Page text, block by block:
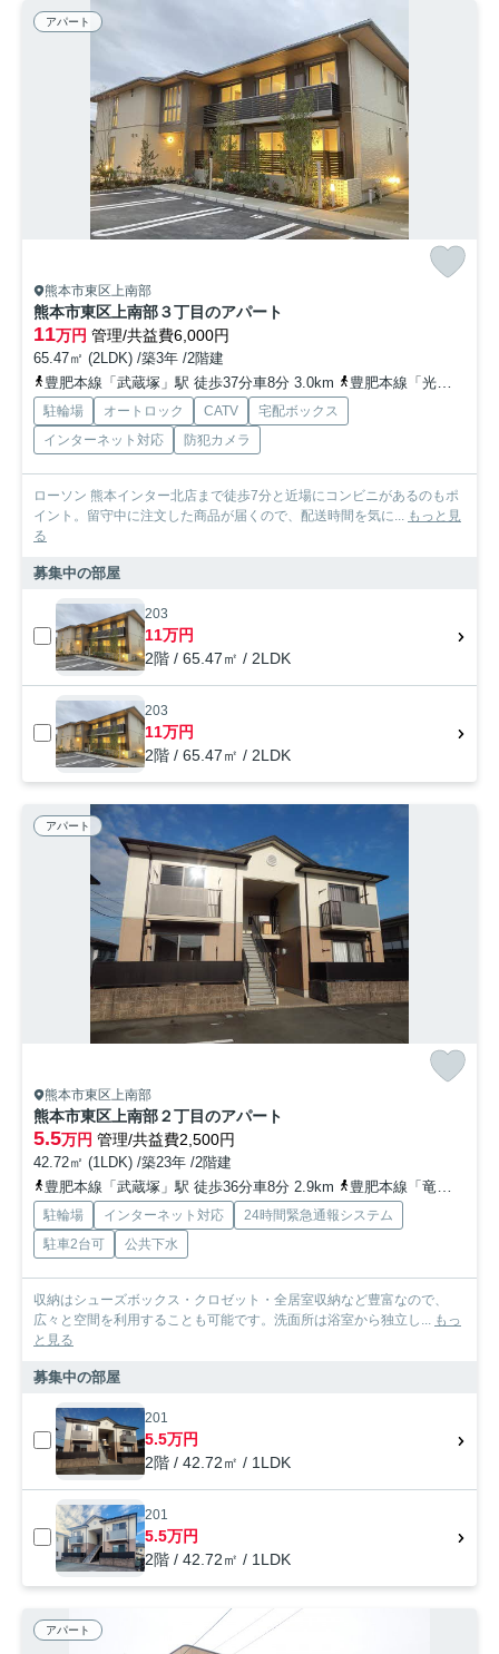
アパート
熊本市東区上南部
熊本市東区上南部３丁目のアパート
11万円 管理/共益費6,000円
65.47㎡ (2LDK) /築3年 /2階建
豊肥本線「武蔵塚」駅 徒歩37分車8分 3.0km
豊肥本線「光の森」駅 徒歩38分車8分 3.1km
駐輪場 オートロック CATV
宅配ボックス
インターネット対応
防犯カメラ
ローソン 熊本インター北店まで徒歩7分と近場にコンビニがあるのもポ
イント。留守中に注文した商品が届くので、配送時間を気に... もっと見
る
募集中の部屋
203
11万円
2階 / 65.47㎡ / 2LDK
203
11万円
2階 / 65.47㎡ / 2LDK
アパート
熊本市東区上南部
熊本市東区上南部２丁目のアパート
5.5万円 管理/共益費2,500円
42.72㎡ (1LDK) /築23年 /2階建
豊肥本線「武蔵塚」駅 徒歩36分車8分 2.9km
豊肥本線「竜田口」駅 徒歩37分車8分 3.0km
駐輪場 インターネット対応
24時間緊急通報システム
駐車2台可
公共下水
収納はシューズボックス・クロゼット・全居室収納など豊富なので、
広々と空間を利用することも可能です。洗面所は浴室から独立し... もっ
と見る
募集中の部屋
201
5.5万円
2階 / 42.72㎡ / 1LDK
201
5.5万円
2階 / 42.72㎡ / 1LDK
アパート